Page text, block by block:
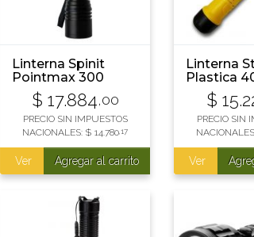
Linterna Spinit
Pointmax 300
$ 17.884,00
PRECIO SIN IMPUESTOS
NACIONALES: $ 14.780,17
Ver Agregar al carrito
Linterna
Plastica
$
PRECIO SIN
Ver